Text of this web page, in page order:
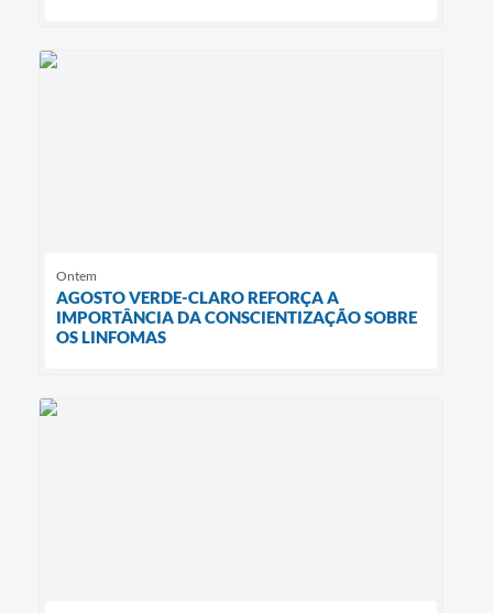
Ontem
AGOSTO VERDE-CLARO REFORÇA A
IMPORTÂNCIA DA CONSCIENTIZAÇÃO SOBRE
OS LINFOMAS